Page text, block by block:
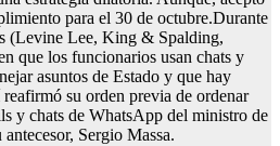
para el 30 de octubre.Durante
(Levine Lee, King & Spalding,
que los funcionarios usan chats y
asuntos de Estado y que hay
su orden previa de ordenar
y chats de WhatsApp del ministro de
Sergio Massa.